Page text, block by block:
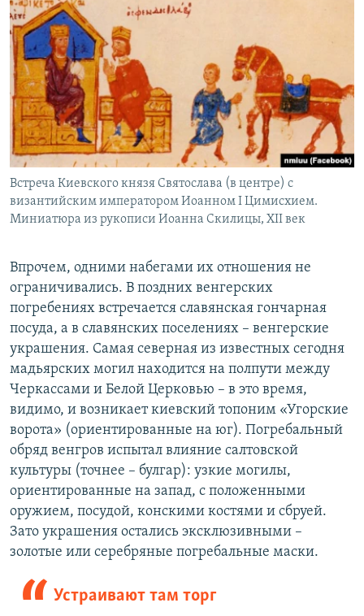
Встреча Киевского князя Святослава (в центре) с
византийским императором Иоанном I Цимисхием.
Миниатюра из рукописи Иоанна Скилицы, XII век
Впрочем, одними набегами их отношения не
ограничивались. В поздних венгерских
погребениях встречается славянская гончарная
посуда, а в славянских поселениях – венгерские
украшения. Самая северная из известных сегодня
мадьярских могил находится на полпути между
Черкассами и Белой Церковью – в это время,
видимо, и возникает киевский топоним «Угорские
ворота» (ориентированные на юг). Погребальный
обряд венгров испытал влияние салтовской
культуры (точнее – булгар): узкие могилы,
ориентированные на запад, с положенными
оружием, посудой, конскими костями и сбруей.
Зато украшения остались эксклюзивными –
золотые или серебряные погребальные маски.
Устраивают там торг